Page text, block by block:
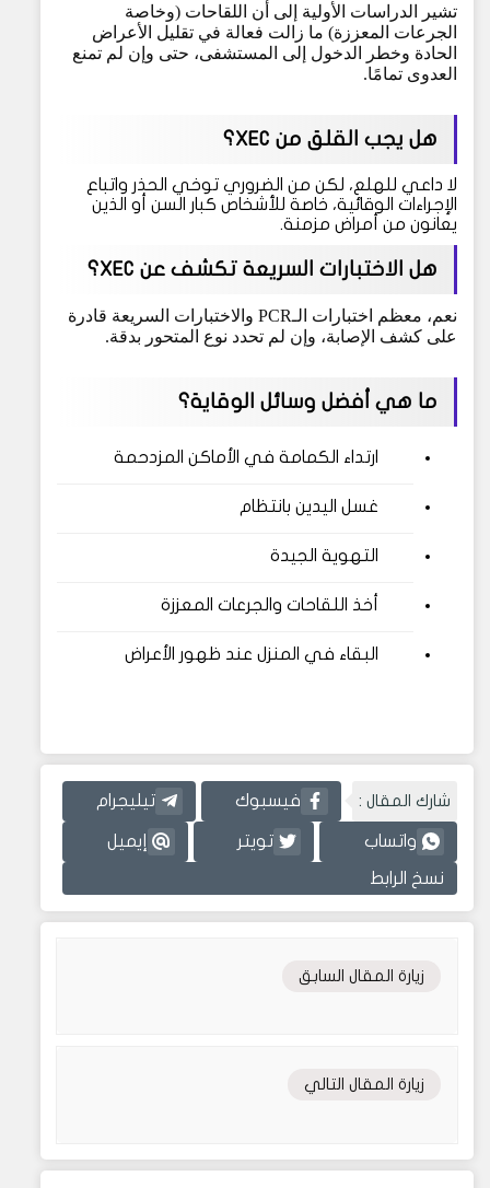
تشير الدراسات الأولية إلى أن اللقاحات (وخاصة
الجرعات المعززة) ما زالت فعالة في تقليل الأعراض
الحادة وخطر الدخول إلى المستشفى، حتى وإن لم تمنع
العدوى تمامًا.
هل يجب القلق من XEC؟
لا داعي للهلع، لكن من الضروري توخي الحذر واتباع
الإجراءات الوقائية، خاصة للأشخاص كبار السن أو الذين
يعانون من أمراض مزمنة.
هل الاختبارات السريعة تكشف عن XEC؟
نعم، معظم اختبارات الـPCR والاختبارات السريعة قادرة
على كشف الإصابة، وإن لم تحدد نوع المتحور بدقة.
ما هي أفضل وسائل الوقاية؟
ارتداء الكمامة في الأماكن المزدحمة
غسل اليدين بانتظام
التهوية الجيدة
أخذ اللقاحات والجرعات المعززة
البقاء في المنزل عند ظهور الأعراض
شارك المقال : فيسبوك تيليجرام
واتساب تويتر إيميل
نسخ الرابط
زيارة المقال السابق
زيارة المقال التالي